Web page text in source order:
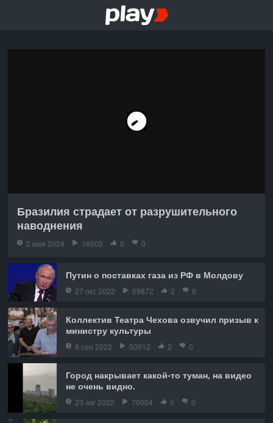
Бразилия страдает от разрушительного
наводнения
2 мая 2024 16505 0 0
Путин о поставках газа из РФ в Молдову
27 окт 2022 59872 2 0
Коллектив Театра Чехова озвучил призыв к
министру культуры
8 сен 2022 50912 2 0
Город накрывает какой-то туман, на видео
не очень видно.
23 авг 2022 70004 0 0